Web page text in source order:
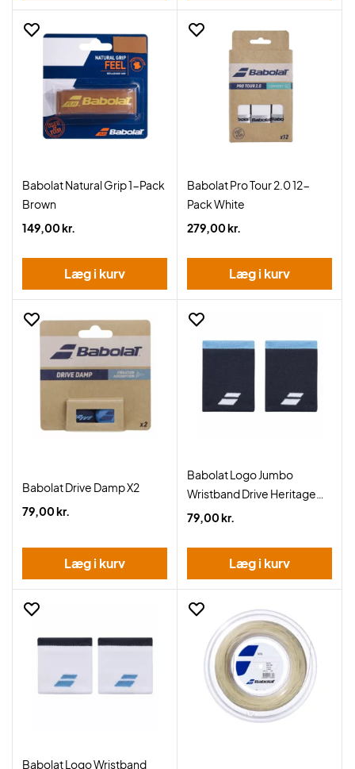
Babolat Natural Grip 1-Pack
Brown
149,00 kr.
Læg i kurv
Babolat Pro Tour 2.0 12-
Pack White
279,00 kr.
Læg i kurv
Babolat Drive Damp X2
79,00 kr.
Læg i kurv
Babolat Logo Jumbo
Wristband Drive Heritage
Blue
79,00 kr.
Læg i kurv
Babolat Logo Wristband